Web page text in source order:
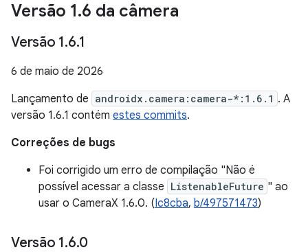
Versão 1.6 da câmera
Versão 1.6.1
6 de maio de 2026
Lançamento de androidx.camera:camera-*:1.6.1 . A
versão 1.6.1 contém estes commits.
Correções de bugs
Foi corrigido um erro de compilação "Não é
possível acessar a classe ListenableFuture " ao
usar o CameraX 1.6.0. (Ic8cba, b/497571473)
Versão 1.6.0